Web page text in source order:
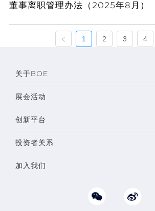
董事离职管理办法（2025年8月）
1 2 3 4
关于BOE
展会活动
创新平台
投资者关系
加入我们